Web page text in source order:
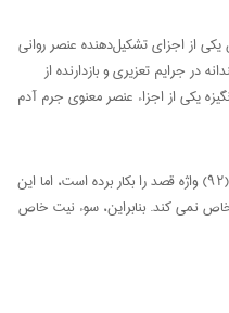
یکی از اجزای تشکیل‌دهنده عنصر روانی
در جرایم تعزیری و بازدارنده از
یکی از اجزاء عنصر معنوی جرم آدم
هر چند که واضع قانون در ماده (۶۲۱) مصوب(۹۲) واژه قصد را بکار برده است، اما این
خاص نمی کند. بنابراین، سوء نیت خاص